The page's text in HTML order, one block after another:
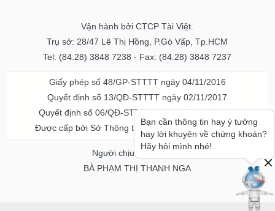
Vận hành bởi CTCP Tài Việt.
Trụ sở: 28/47 Lê Thị Hồng, P.Gò Vấp, Tp.HCM
Tel: (84.28) 3848 7238 - Fax: (84.28) 3848 7237
Giấy phép số 48/GP-STTTT ngày 04/11/2016
Quyết định số 13/QĐ-STTTT ngày 02/11/2017
Quyết định số 06/QĐ-STTTT-ICP ngày 20/07/2023
Được cấp bởi Sở Thông tin và Truyền thông TPHCM
Người chịu trách nhiệm
BÀ PHẠM THỊ THANH NGA
Bạn cần thông tin hay ý tưởng
hay lời khuyên về chứng khoán?
Hãy hỏi mình nhé!